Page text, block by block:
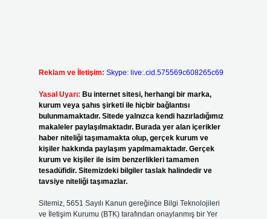
Reklam ve İletişim: Skype: live:.cid.575569c608265c69
Yasal Uyarı: Bu internet sitesi, herhangi bir marka,
kurum veya şahıs şirketi ile hiçbir bağlantısı
bulunmamaktadır. Sitede yalnızca kendi hazırladığımız
makaleler paylaşılmaktadır. Burada yer alan içerikler
haber niteliği taşımamakta olup, gerçek kurum ve
kişiler hakkında paylaşım yapılmamaktadır. Gerçek
kurum ve kişiler ile isim benzerlikleri tamamen
tesadüfidir. Sitemizdeki bilgiler taslak halindedir ve
tavsiye niteliği taşımazlar.
Sitemiz, 5651 Sayılı Kanun gereğince Bilgi Teknolojileri
ve İletişim Kurumu (BTK) tarafından onaylanmış bir Yer